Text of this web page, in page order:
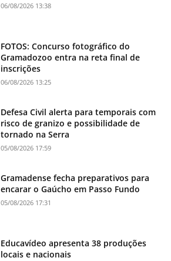
06/08/2026 13:38
FOTOS: Concurso fotográfico do
Gramadozoo entra na reta final de
inscrições
06/08/2026 13:25
Defesa Civil alerta para temporais com
risco de granizo e possibilidade de
tornado na Serra
05/08/2026 17:59
Gramadense fecha preparativos para
encarar o Gaúcho em Passo Fundo
05/08/2026 17:31
Educavídeo apresenta 38 produções
locais e nacionais